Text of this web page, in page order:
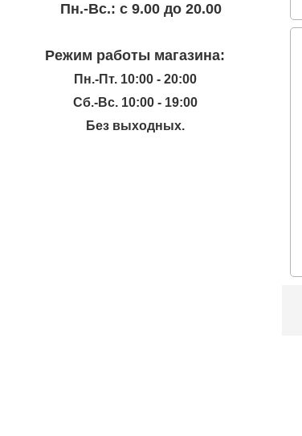
Пн.-Вc.: с 9.00 до 20.00
Режим работы магазина:
Пн.-Пт. 10:00 - 20:00
Сб.-Вс. 10:00 - 19:00
Без выходных.